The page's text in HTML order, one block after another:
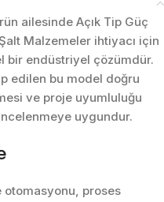
ailesinde Açık Tip Güç
Malzemeler ihtiyacı için
bir endüstriyel çözümdür.
edilen bu model doğru
ve proje uyumluluğu
uygundur.
otomasyonu, proses